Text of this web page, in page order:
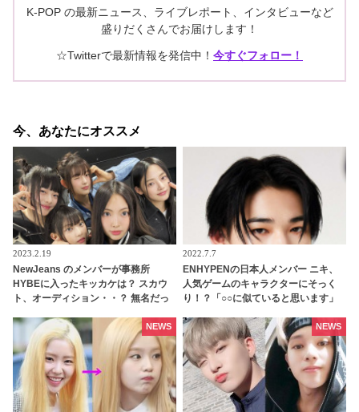
K-POP の最新ニュース、ライブレポート、インタビューなど
盛りだくさんでお届けします！
☆Twitterで最新情報を発信中！ 今すぐフォロー！
今、あなたにオススメ
2023.2.19
NewJeans のメンバーが事務所
HYBEに入ったキッカケは？ スカウ
ト、オーディション・・？ 無名だっ
質を見いだされたのか、その経緯が
明らかに
2022.7.7
ENHYPENの日本人メンバー ニキ、
人気ゲームのキャラクターにそっく
り！？「○○に似ていると思います」
にもそっくりな見た目にファン大爆
笑「客観的な視点で自分を見てるね
ｗｗ」
NEWS NEWS